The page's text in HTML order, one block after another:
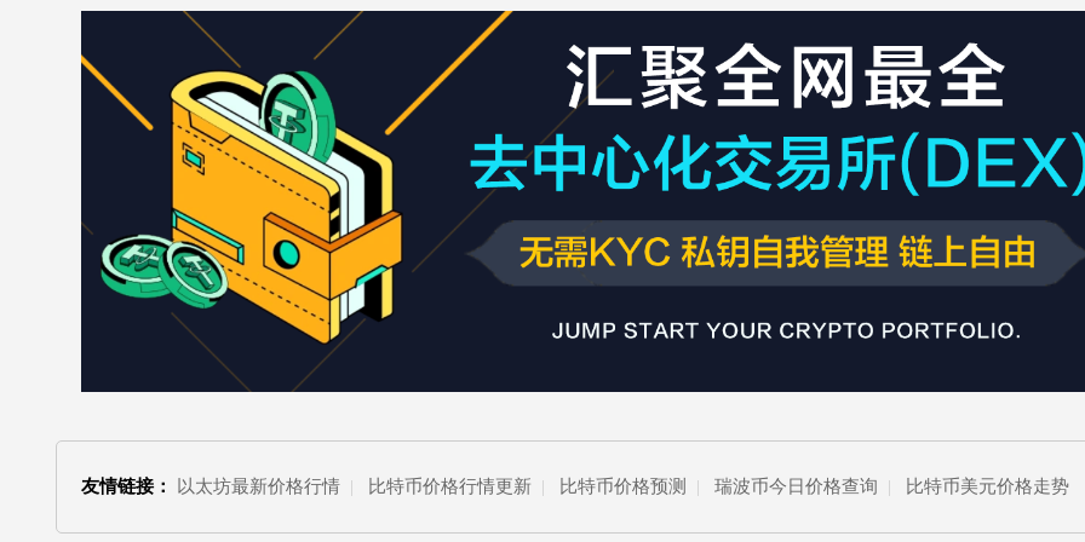
友情链接： 以太坊最新价格行情 | 比特币价格行情更新 | 比特币价格预测 |瑞波币今日价格查询 | 比特币美元价格走势